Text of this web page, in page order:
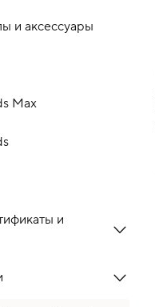
и аксессуары
Max
и